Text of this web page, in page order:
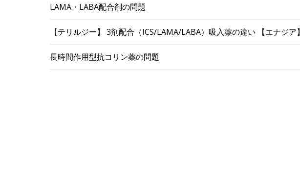
LAMA・LABA配合剤の問題
【テリルジー】 3剤配合（ICS/LAMA/LABA）吸入薬の違い 【エナジア】
長時間作用型抗コリン薬の問題